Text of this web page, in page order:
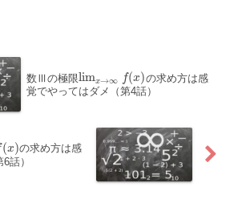
数Ⅲの極限limx→∞ f(x)の求め方は感
覚でやってはダメ（第4話）
(x)の求め方は感
話）